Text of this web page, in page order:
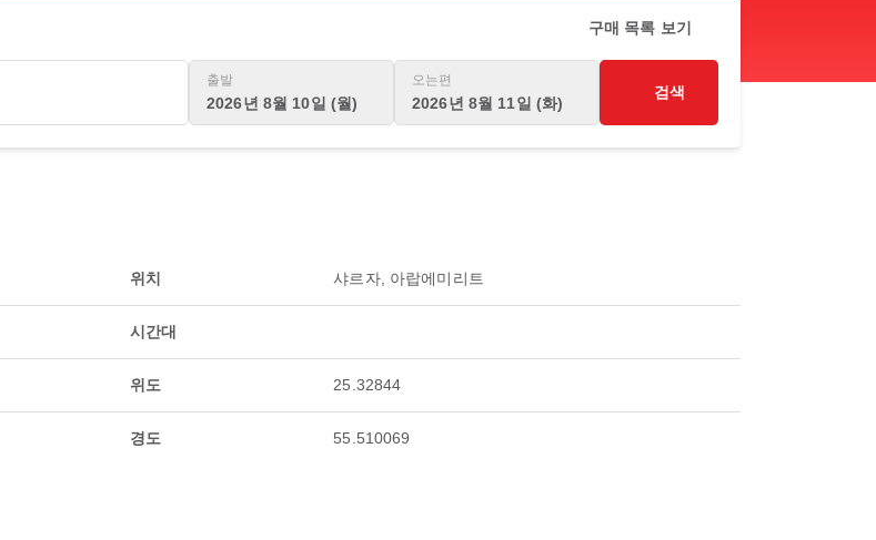
구매 목록 보기
출발
2026년 8월 10일 (월)
오는편
2026년 8월 11일 (화)
검색
위치 샤르자, 아랍에미리트
시간대
위도 25.32844
경도 55.510069